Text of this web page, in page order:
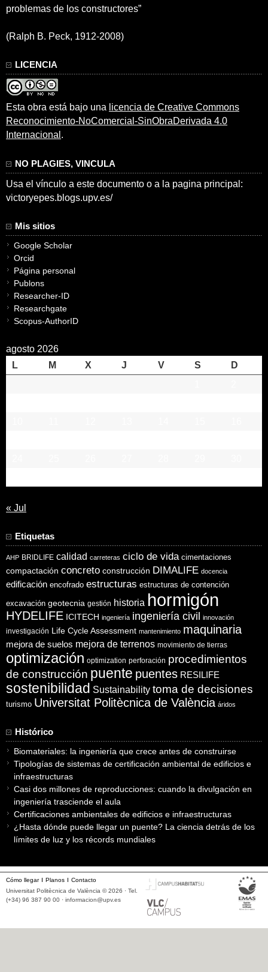
problemas de los constructores”
(Ralph B. Peck, 1912-2008)
LICENCIA
Esta obra está bajo una licencia de Creative Commons
Reconocimiento-NoComercial-SinObraDerivada 4.0
Internacional .
NO PLAGIES, VINCULA
Usa el vínculo a este documento o a la pagina principal:
victoryepes.blogs.upv.es/
Mis sitios
Google Scholar
Orcid
Página personal
Publons
Researcher-ID
Researchgate
Scopus-AuthorID
agosto 2026
L
M X J V S
D
« Jul
Etiquetas
AHP BRIDLIFE calidad carreteras ciclo de vida cimentaciones
compactación concreto construcción DIMALIFE docencia
edificación encofrado estructuras estructuras de contención
excavación geotecnia gestión historia hormigón
HYDELIFE ICITECH ingeniería ingeniería civil innovación
investigación Life Cycle Assessment mantenimiento maquinaria
mejora de suelos mejora de terrenos movimiento de tierras
optimización optimization perforación procedimientos
de construcción puente puentes RESILIFE
sostenibilidad Sustainability toma de decisiones
turismo Universitat Politècnica de València áridos
Histórico
Biomateriales: la ingeniería que crece antes de construirse
Tipologías de sistemas de certificación ambiental de edificios e
infraestructuras
Casi dos millones de reproducciones: cuando la divulgación en
ingeniería trasciende el aula
Certificaciones ambientales de edificios e infraestructuras
¿Hasta dónde puede llegar un puente? La ciencia detrás de los
límites de luz y los récords mundiales
Cómo llegar Planos
Contacto
Universitat Politècnica de València © 2026 · Tel.
(+34) 96 387 90 00 · informacion@upv.es